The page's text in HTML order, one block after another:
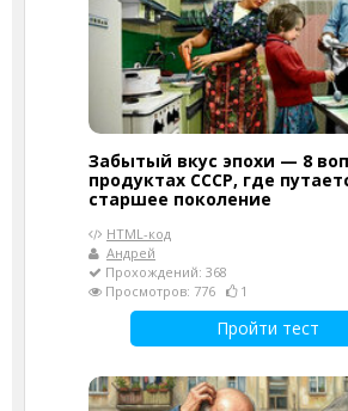
Забытый вкус эпохи — 8
продуктах СССР, где
старшее поколение
HTML-код
Андрей
Прохождений: 368
Просмотров: 776
1
Пройти тест